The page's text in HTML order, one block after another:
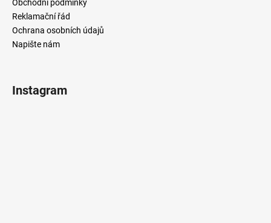
Obchodní podmínky
Reklamační řád
Ochrana osobních údajů
Napište nám
Instagram